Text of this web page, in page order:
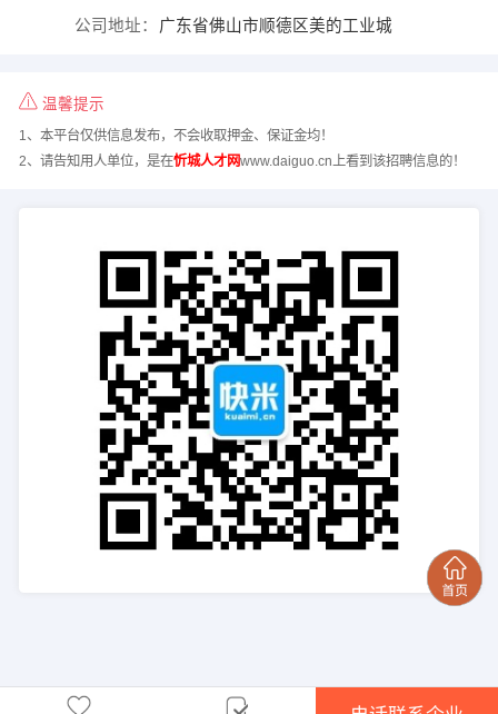
公司地址： 广东省佛山市顺德区美的工业城
温馨提示
1、本平台仅供信息发布，不会收取押金、保证金均！
2、请告知用人单位，是在忻城人才网www.daiguo.cn上看到该招聘信息的！